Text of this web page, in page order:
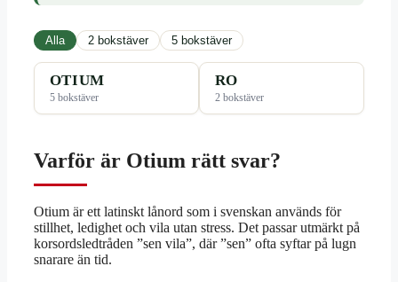
Alla 2 bokstäver 5 bokstäver
OTIUM
5 bokstäver
RO
2 bokstäver
Varför är Otium rätt svar?
Otium är ett latinskt lånord som i svenskan används för
stillhet, ledighet och vila utan stress. Det passar utmärkt på
korsordsledtråden ”sen vila”, där ”sen” ofta syftar på lugn
snarare än tid.